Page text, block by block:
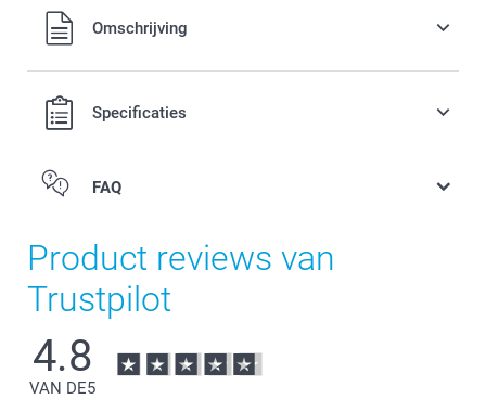
Alle prijzen zijn in EURO (€) inclusief BTW en exclusief
verzendkosten.Omschrijving
Specificaties
FAQ
Product reviews van
Trustpilot
4.8
VAN DE5